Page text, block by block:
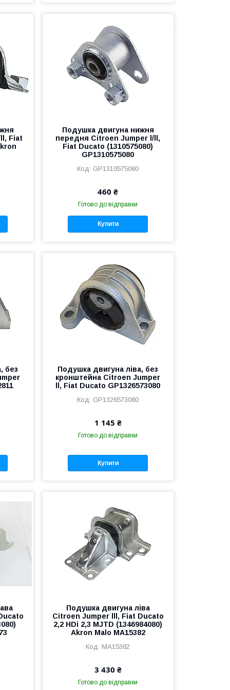
Fiat
Подушка двигуна нижня
передня Citroen Jumper l/ll,
Fiat Ducato (1310575080)
GP1310575080
GP1310575080
460 ₴
Готово до відправки
Купити
без
Подушка двигуна ліва, без
кронштейна Citroen Jumper
ll, Fiat Ducato GP1326573080
GP1326573080
1 145 ₴
Готово до відправки
Купити
Подушка двигуна ліва
Citroen Jumper lll, Fiat Ducato
2,2 HDi 2,3 MJTD (1346984080)
Akron Malo MA15382
MA15382
3 430 ₴
Готово до відправки